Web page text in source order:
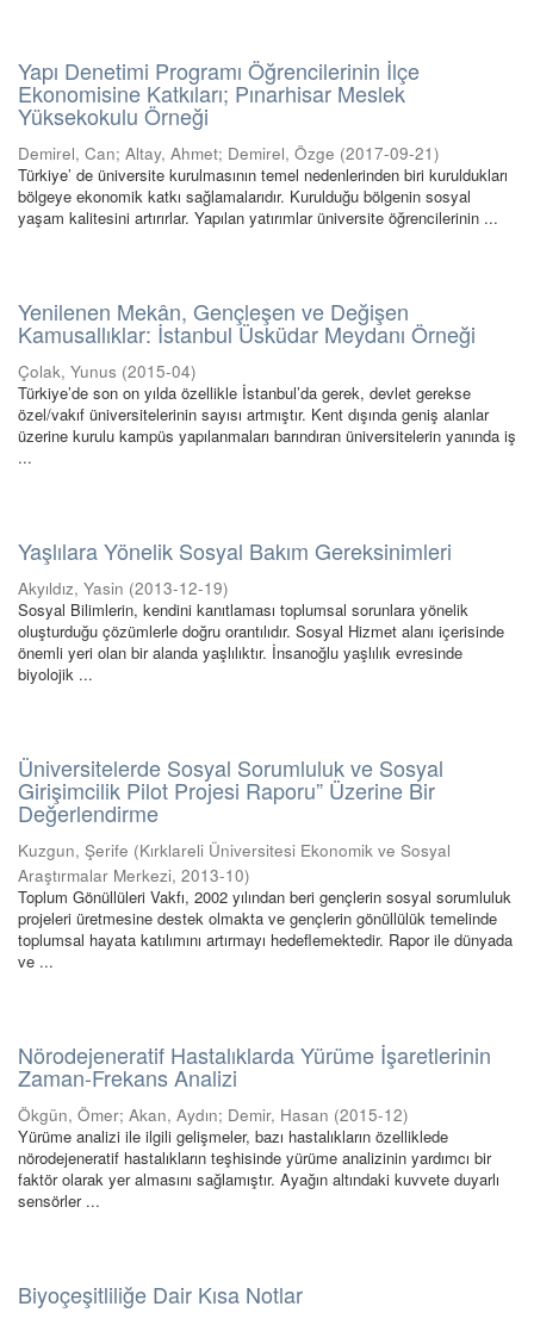
Yapı Denetimi Programı Öğrencilerinin İlçe
Ekonomisine Katkıları; Pınarhisar Meslek
Yüksekokulu Örneği
Demirel, Can; Altay, Ahmet; Demirel, Özge (2017-09-21)
Türkiye’ de üniversite kurulmasının temel nedenlerinden biri kuruldukları
bölgeye ekonomik katkı sağlamalarıdır. Kurulduğu bölgenin sosyal
yaşam kalitesini artırırlar. Yapılan yatırımlar üniversite öğrencilerinin ...
Yenilenen Mekân, Gençleşen ve Değişen
Kamusallıklar: İstanbul Üsküdar Meydanı Örneği
Çolak, Yunus (2015-04)
Türkiye’de son on yılda özellikle İstanbul’da gerek, devlet gerekse
özel/vakıf üniversitelerinin sayısı artmıştır. Kent dışında geniş alanlar
üzerine kurulu kampüs yapılanmaları barındıran üniversitelerin yanında iş
...
Yaşlılara Yönelik Sosyal Bakım Gereksinimleri
Akyıldız, Yasin (2013-12-19)
Sosyal Bilimlerin, kendini kanıtlaması toplumsal sorunlara yönelik
oluşturduğu çözümlerle doğru orantılıdır. Sosyal Hizmet alanı içerisinde
önemli yeri olan bir alanda yaşlılıktır. İnsanoğlu yaşlılık evresinde
biyolojik ...
Üniversitelerde Sosyal Sorumluluk ve Sosyal
Girişimcilik Pilot Projesi Raporu” Üzerine Bir
Değerlendirme
Kuzgun, Şerife (Kırklareli Üniversitesi Ekonomik ve Sosyal
Araştırmalar Merkezi, 2013-10)
Toplum Gönüllüleri Vakfı, 2002 yılından beri gençlerin sosyal sorumluluk
projeleri üretmesine destek olmakta ve gençlerin gönüllülük temelinde
toplumsal hayata katılımını artırmayı hedeflemektedir. Rapor ile dünyada
ve ...
Nörodejeneratif Hastalıklarda Yürüme İşaretlerinin
Zaman-Frekans Analizi
Ökgün, Ömer; Akan, Aydın; Demir, Hasan (2015-12)
Yürüme analizi ile ilgili gelişmeler, bazı hastalıkların özelliklede
nörodejeneratif hastalıkların teşhisinde yürüme analizinin yardımcı bir
faktör olarak yer almasını sağlamıştır. Ayağın altındaki kuvvete duyarlı
sensörler ...
Biyoçeşitliliğe Dair Kısa Notlar